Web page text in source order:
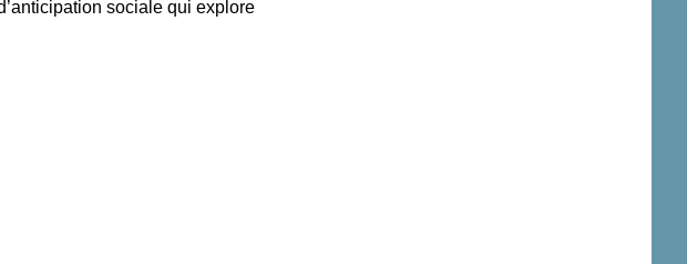
sociale qui explore